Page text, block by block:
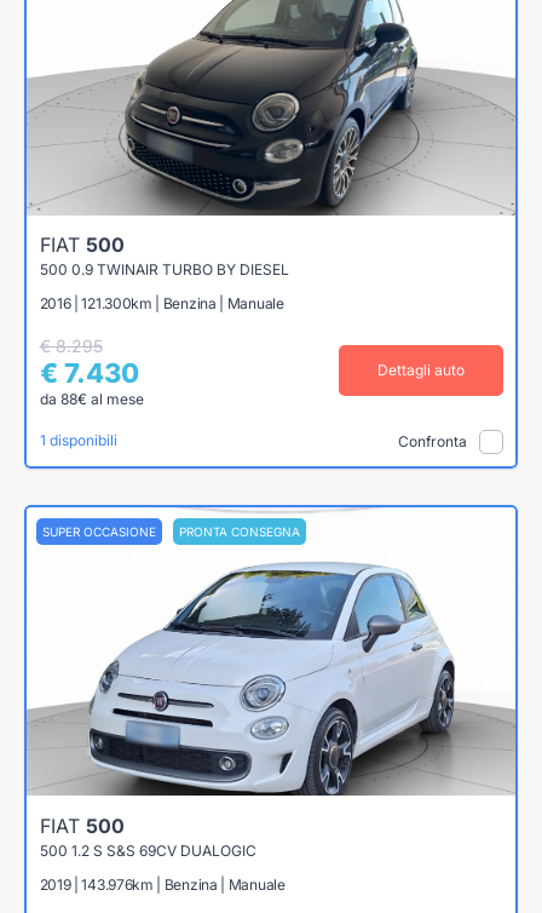
FIAT 500
500 0.9 TWINAIR TURBO BY DIESEL
2016 | 121.300km | Benzina | Manuale
€ 8.295
€ 7.430
da 88€ al mese
Dettagli auto
1 disponibili Confronta
SUPER OCCASIONE PRONTA CONSEGNA
FIAT 500
500 1.2 S S&S 69CV DUALOGIC
2019 | 143.976km | Benzina | Manuale